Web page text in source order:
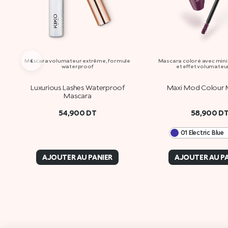
Mascara volumateur extrême, formule
waterproof
Luxurious Lashes Waterproof
Mascara
54,900 DT
AJOUTER AU PANIER
Mascara coloré avec
et effet
Maxi Mod Colour
58,900
01 Electric Blue
AJOUTER AU
‹